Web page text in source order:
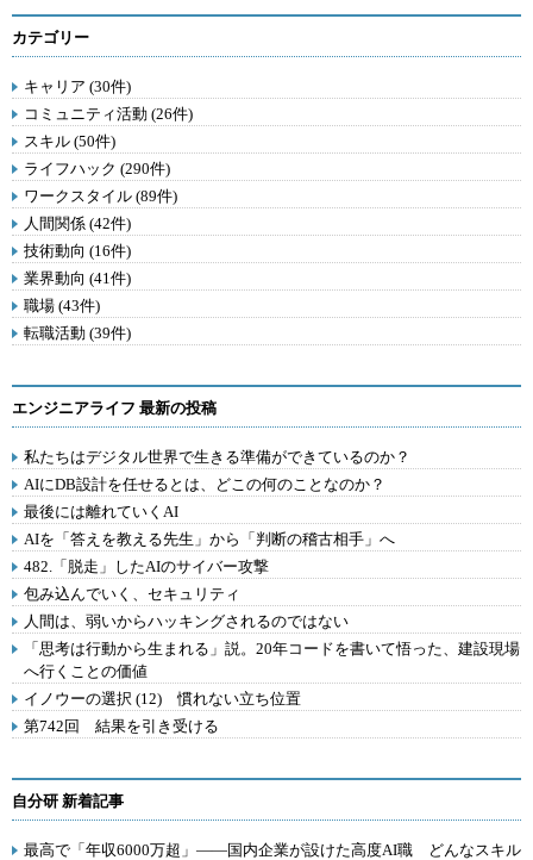
カテゴリー
キャリア (30件)
コミュニティ活動 (26件)
スキル (50件)
ライフハック (290件)
ワークスタイル (89件)
人間関係 (42件)
技術動向 (16件)
業界動向 (41件)
職場 (43件)
転職活動 (39件)
エンジニアライフ 最新の投稿
私たちはデジタル世界で生きる準備ができているのか？
AIにDB設計を任せるとは、どこの何のことなのか？
最後には離れていくAI
AIを「答えを教える先生」から「判断の稽古相手」へ
482.「脱走」したAIのサイバー攻撃
包み込んでいく、セキュリティ
人間は、弱いからハッキングされるのではない
「思考は行動から生まれる」説。20年コードを書いて悟った、建設現場
へ行くことの価値
イノウーの選択 (12) 慣れない立ち位置
第742回 結果を引き受ける
自分研 新着記事
最高で「年収6000万超」――国内企業が設けた高度AI職 どんなスキル